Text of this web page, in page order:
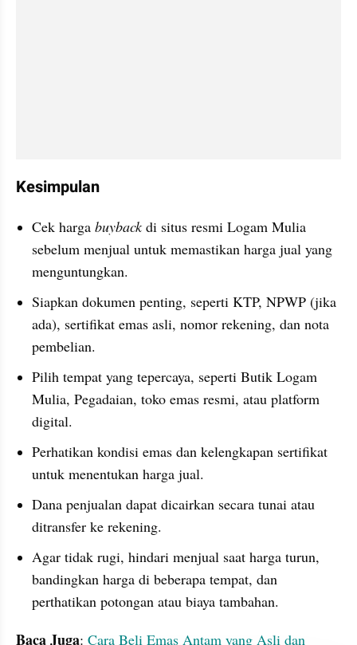
Kesimpulan
Cek harga buyback di situs resmi Logam Mulia
sebelum menjual untuk memastikan harga jual yang
menguntungkan.
Siapkan dokumen penting, seperti KTP, NPWP (jika
ada), sertifikat emas asli, nomor rekening, dan nota
pembelian.
Pilih tempat yang tepercaya, seperti Butik Logam
Mulia, Pegadaian, toko emas resmi, atau platform
digital.
Perhatikan kondisi emas dan kelengkapan sertifikat
untuk menentukan harga jual.
Dana penjualan dapat dicairkan secara tunai atau
ditransfer ke rekening.
Agar tidak rugi, hindari menjual saat harga turun,
bandingkan harga di beberapa tempat, dan
perthatikan potongan atau biaya tambahan.
Baca Juga: Cara Beli Emas Antam yang Asli dan